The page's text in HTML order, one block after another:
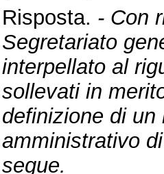
Risposta. - Con
Segretariato
interpellato al
sollevati in
definizione di
amministrativo
segue.